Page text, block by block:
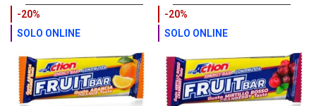
-20%
SOLO ONLINE
-20%
SOLO ONLINE